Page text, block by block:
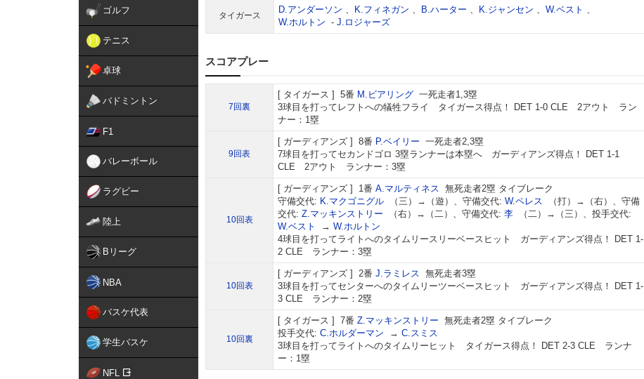
ゴルフ
テニス
卓球
バドミントン
F1
バレーボール
ラグビー
陸上
Bリーグ
NBA
バスケ代表
学生バスケ
NFL
タイガース
D.アンダーソン 、 K.フィネガン 、 B.ハーター 、 K.ジャンセン 、 W.ベスト 、
W.ホルトン - J.ロジャーズ
スコアプレー
7回裏
タイガース 5番 M.ビアリング 一死走者1,3塁
3球目を打ってレフトへの犠牲フライ タイガース得点！ DET 1-0 CLE 2アウト ラン
ナー：1塁
9回表
ガーディアンズ 8番 P.ベイリー 一死走者2,3塁
7球目を打ってセカンドゴロ 3塁ランナーは本塁へ ガーディアンズ得点！ DET 1-1
CLE 2アウト ランナー：3塁
10回表
ガーディアンズ 1番 A.マルティネス 無死走者2塁 タイブレーク
守備交代: K.マクゴニグル （三）→（遊）、守備交代: W.ペレス
（打）→（右）、守備
交代: Z.マッキンストリー （右）→（二）、守備交代: 李
（二）→（三）、投手交代:
W.ベスト
→ W.ホルトン
4球目を打ってライトへのタイムリースリーベースヒット ガーディアンズ得点！ DET 1-
2 CLE ランナー：3塁
10回表
ガーディアンズ 2番 J.ラミレス 無死走者3塁
3球目を打ってセンターへのタイムリーツーベースヒット ガーディアンズ得点！ DET 1-
3 CLE ランナー：2塁
10回裏
タイガース 7番 Z.マッキンストリー 無死走者2塁 タイブレーク
投手交代: C.ホルダーマン → C.スミス
3球目を打ってライトへのタイムリーヒット タイガース得点！ DET 2-3 CLE ランナ
ー：1塁